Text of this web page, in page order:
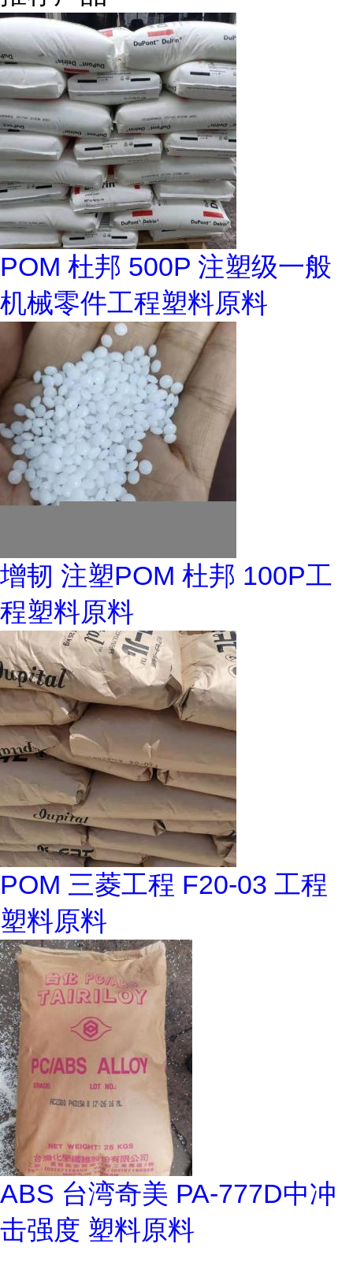
POM 杜邦 500P 注塑级一般
机械零件工程塑料原料
增韧 注塑POM 杜邦 100P工
程塑料原料
POM 三菱工程 F20-03 工程
塑料原料
ABS 台湾奇美 PA-777D中冲
击强度 塑料原料